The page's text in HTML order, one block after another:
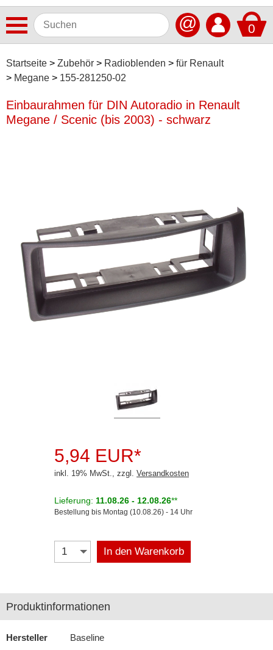
0
@
Startseite Zubehör Radioblenden
für Renault
Megane
155-281250-02
Autoradios
Dashcams
Elektromobilität
Navigationssoftware
Navigationssysteme
Rückfahrsysteme
Soundprozessoren
Subwoofer
Antennenkabel
Antennensplitter
Antennenstab
Antennenverstärker
Aux-In-Adapter
Bluetooth
CAN-BUS-Adapter
Einbaurahmen für DIN Autoradio in Renault
Megane / Scenic (bis 2003) - schwarz
5,94 EUR*
inkl. 19% MwSt., zzgl. Versandkosten
Lieferung: 11.08.26 - 12.08.26**
Bestellung bis Montag (10.08.26) - 14 Uhr
In den Warenkorb
Produktinformationen
Hersteller
Baseline